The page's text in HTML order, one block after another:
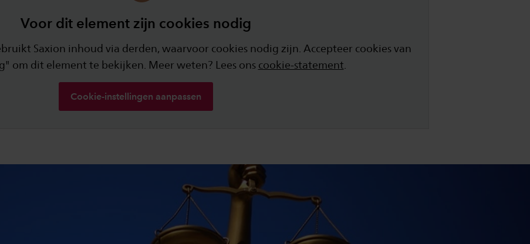
Voor dit element zijn cookies nodig
Saxion inhoud via derden, waarvoor cookies nodig zijn. Accepteer cookies van
om dit element te bekijken. Meer weten? Lees ons cookie-statement
Cookie-instellingen aanpassen